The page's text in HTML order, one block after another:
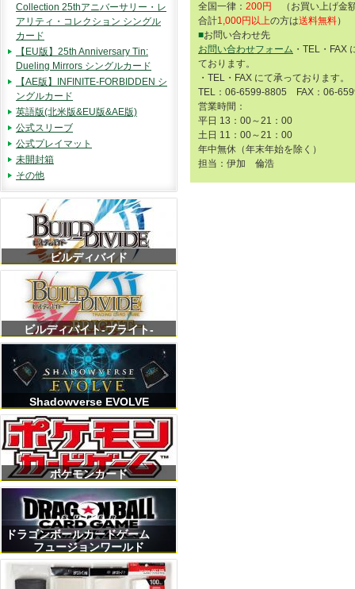
全国一律： 200円
（お買い上げ金
合計1,000円以上の方は送料無料）
■お問い合わせ先
お問い合わせフォーム ・TEL・FAX
ております。
・TEL・FAX にて承っております。
TEL：06-6599-8805 FAX：06-
営業時間：
平日 13：00～21：00
土日 11：00～21：00
年中無休（年末年始を除く）
担当：伊加 倫浩
Collection 25thアニバーサリー・レ
アリティ・コレクション シングル
カード
【EU版】25th Anniversary Tin:
Dueling Mirrors シングルカード
【AE版】INFINITE-FORBIDDEN シ
ングルカード
英語版(北米版&EU版&AE版)
公式スリーブ
公式プレイマット
未開封箱
その他
ビルディバイド
ビルディバイト-ブライト-
Shadowverse EVOLVE
ポケモンカード
ドラゴンボールカードゲーム
フュージョンワールド